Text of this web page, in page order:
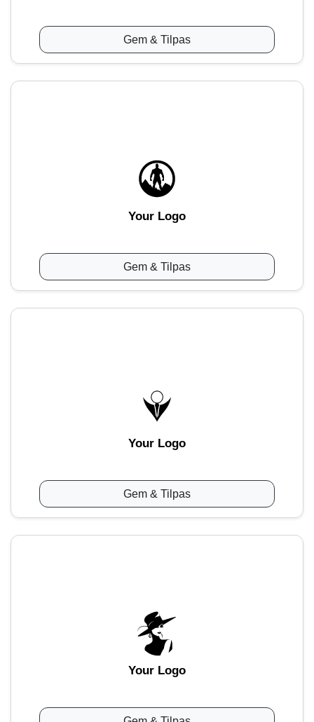
Gem & Tilpas
Your Logo
Gem & Tilpas
Your Logo
Gem & Tilpas
Your Logo